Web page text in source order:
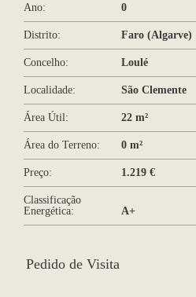
Ano: 0
Distrito: Faro (Algarve)
Concelho: Loulé
Localidade: São Clemente
Área Útil: 22 m²
Área do Terreno: 0 m²
Preço: 1.219 €
Classificação
Energética:
A+
Pedido de Visita